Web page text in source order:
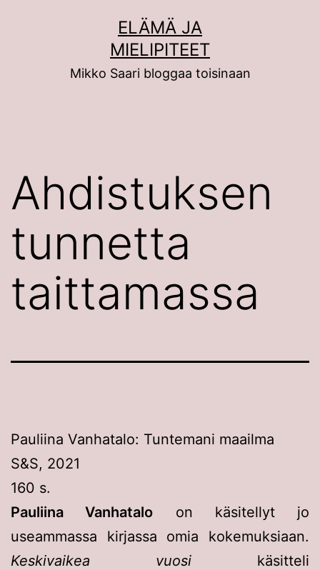
ELÄMÄ JA
MIELIPITEET
Mikko Saari bloggaa toisinaan
Ahdistuksen
tunnetta
taittamassa
Pauliina Vanhatalo: Tuntemani maailma
S&S, 2021
160 s.
Pauliina Vanhatalo on käsitellyt jo
useammassa kirjassa omia kokemuksiaan.
Keskivaikea vuosi käsitteli